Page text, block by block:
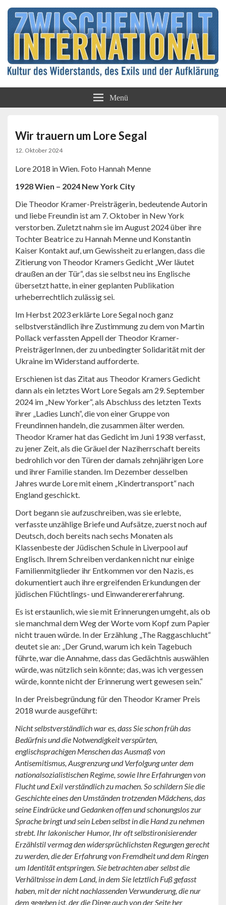
Zwischenwelt
International
Menü
Wir trauern um Lore Segal
12. Oktober 2024
Lore 2018 in Wien. Foto Hannah Menne
1928 Wien – 2024 New York City
Die Theodor Kramer-Preisträgerin, bedeutende Autorin
und liebe Freundin ist am 7. Oktober in New York
verstorben. Zuletzt nahm sie im August 2024 über ihre
Tochter Beatrice zu Hannah Menne und Konstantin
Kaiser Kontakt auf, um Gewissheit zu erlangen, dass die
Zitierung von Theodor Kramers Gedicht „Wer läutet
draußen an der Tür“, das sie selbst neu ins Englische
übersetzt hatte, in einer geplanten Publikation
urheberrechtlich zulässig sei.
Im Herbst 2023 erklärte Lore Segal noch ganz
selbstverständlich ihre Zustimmung zu dem von Martin
Pollack verfassten Appell der Theodor Kramer-
PreisträgerInnen, der zu unbedingter Solidarität mit der
Ukraine im Widerstand aufforderte.
Erschienen ist das Zitat aus Theodor Kramers Gedicht
dann als ein letztes Wort Lore Segals am 29. September
2024 im „New Yorker“, als Abschluss des letzten Texts
ihrer „Ladies Lunch“, die von einer Gruppe von
Freundinnen handeln, die zusammen älter werden.
Theodor Kramer hat das Gedicht im Juni 1938 verfasst,
zu jener Zeit, als die Gräuel der Naziherrschaft bereits
bedrohlich vor den Türen der damals zehnjährigen Lore
und ihrer Familie standen. Im Dezember desselben
Jahres wurde Lore mit einem „Kindertransport“ nach
England geschickt.
Dort begann sie aufzuschreiben, was sie erlebte,
verfasste unzählige Briefe und Aufsätze, zuerst noch auf
Deutsch, doch bereits nach sechs Monaten als
Klassenbeste der Jüdischen Schule in Liverpool auf
Englisch. Ihrem Schreiben verdanken nicht nur einige
Familienmitglieder ihr Entkommen vor den Nazis, es
dokumentiert auch ihre ergreifenden Erkundungen der
jüdischen Flüchtlings- und Einwanderererfahrung.
Es ist erstaunlich, wie sie mit Erinnerungen umgeht, als ob
sie manchmal dem Weg der Worte vom Kopf zum Papier
nicht trauen würde. In der Erzählung „The Raggaschlucht“
deutet sie an: „Der Grund, warum ich kein Tagebuch
führte, war die Annahme, dass das Gedächtnis auswählen
würde, was nützlich sein könnte; das, was ich vergessen
würde, konnte nicht der Erinnerung wert gewesen sein.“
In der Preisbegründung für den Theodor Kramer Preis
2018 wurde ausgeführt:
Nicht selbstverständlich war es, dass Sie schon früh das
Bedürfnis und die Notwendigkeit verspürten,
englischsprachigen Menschen das Ausmaß von
Antisemitismus, Ausgrenzung und Verfolgung unter dem
nationalsozialistischen Regime, sowie Ihre Erfahrungen von
Flucht und Exil verständlich zu machen. So schildern Sie die
Geschichte eines den Umständen trotzenden Mädchens, das
seine Eindrücke und Gedanken offen und schonungslos zur
Sprache bringt und sein Leben selbst in die Hand zu nehmen
strebt. Ihr lakonischer Humor, Ihr oft selbstironisierender
Erzählstil vermag den widersprüchlichsten Regungen gerecht
zu werden, die der Erfahrung von Fremdheit und dem Ringen
um Identität entspringen. Sie betrachten aber selbst die
Verhältnisse in dem Land, in dem Sie letztlich Fuß gefasst
haben, mit der nicht nachlassenden Verwunderung, die nur
dem gegeben ist, der die Dinge auch von der Seite her